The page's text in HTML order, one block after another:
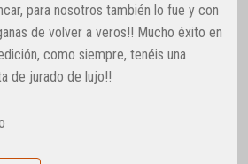
para nosotros también lo fue y con
de volver a veros!! Mucho éxito en
como siempre, tenéis una
de jurado de lujo!!